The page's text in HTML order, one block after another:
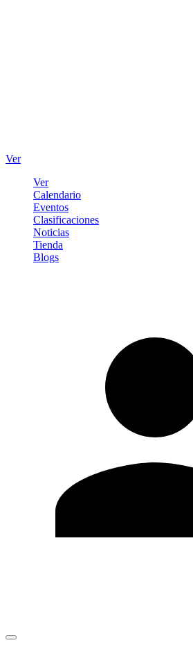
Ver
Ver
Calendario
Eventos
Clasificaciones
Noticias
Tienda
Blogs